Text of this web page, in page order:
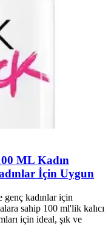
ML Kadın
İçin Uygun
kadınlar için
sahip 100 ml'lik kalıcı
için ideal, şık ve